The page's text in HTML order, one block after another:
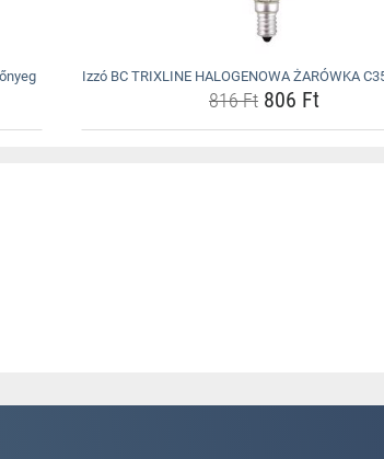
Izzó BC TRIXLINE HALOGENOWA ŻARÓWKA
816 Ft806 Ft